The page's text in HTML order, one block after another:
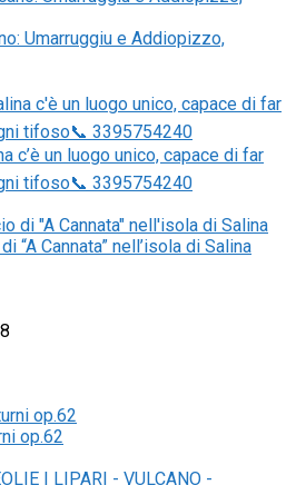
Umarruggiu e Addiopizzo,
c’è un luogo unico, capace di far
tifoso📞 3395754240
“A Cannata” nell’isola di Salina
op.62